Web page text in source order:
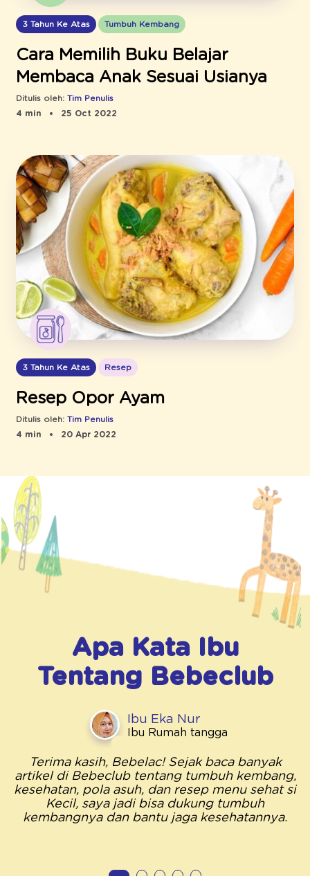
3 Tahun Ke Atas Tumbuh Kembang
Cara Memilih Buku Belajar
Membaca Anak Sesuai Usianya
Ditulis oleh: Tim Penulis
4 min
25 Oct 2022
3 Tahun Ke Atas Resep
Resep Opor Ayam
Ditulis oleh: Tim Penulis
4 min
20 Apr 2022
Apa Kata Ibu
Tentang Bebeclub
Ibu Eka Nur
Ibu Rumah tangga
Terima kasih, Bebelac! Sejak baca banyak
artikel di Bebeclub tentang tumbuh kembang,
kesehatan, pola asuh, dan resep menu sehat si
Kecil, saya jadi bisa dukung tumbuh
kembangnya dan bantu jaga kesehatannya.